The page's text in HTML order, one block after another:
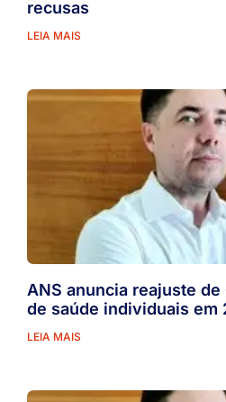
recusas
LEIA MAIS
ANS anuncia reajuste
de saúde individuais em
LEIA MAIS